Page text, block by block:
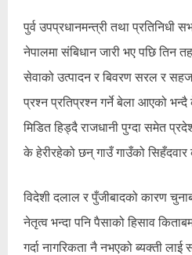
पुर्व उपप्रधानमन्त्री तथा
नेपालमा संबिधान जारी भए पछि तिन
सेवाको उत्पादन र बिवरण सरल र
प्रश्न प्रतिप्रश्न गर्ने बेला आएको
मिडित हिड्दै राजधानी पुग्दा समेत
के हेरीरहेको छन् गाउँ गाउँको
विदेशी दलाल र पुँजीबादको कारण
नेतृत्व भन्दा पनि पैसाको हिसाव
गर्दा नागरिकता नै नभएको ब्यक्ती